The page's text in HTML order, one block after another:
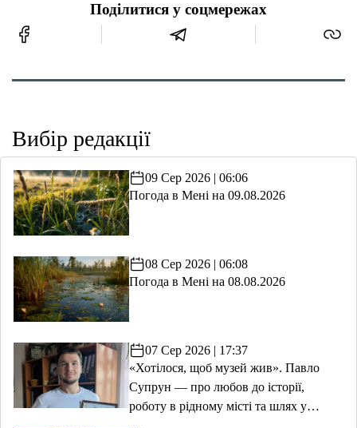
Поділитися у соцмережах
Вибір редакції
09 Сер 2026 | 06:06
Погода в Мені на 09.08.2026
08 Сер 2026 | 06:08
Погода в Мені на 08.08.2026
07 Сер 2026 | 17:37
«Хотілося, щоб музей жив». Павло
Супрун — про любов до історії,
роботу в рідному місті та шлях у